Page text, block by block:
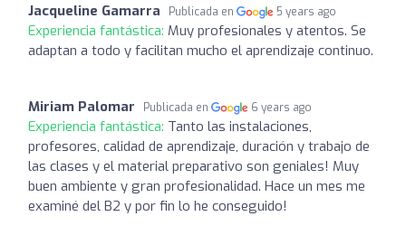
Jacqueline Gamarra Publicada en 5 years ago
Experiencia fantástica: Muy profesionales y atentos. Se
adaptan a todo y facilitan mucho el aprendizaje continuo.
Miriam Palomar Publicada en 6 years ago
Experiencia fantástica: Tanto las instalaciones,
profesores, calidad de aprendizaje, duración y trabajo de
las clases y el material preparativo son geniales! Muy
buen ambiente y gran profesionalidad. Hace un mes me
examiné del B2 y por fin lo he conseguido!